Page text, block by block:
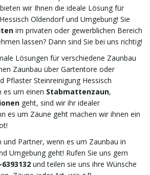
e
a
v
wir Ihnen die ideale Lösung für
Oldendorf und Umgebung! Sie
im privaten oder gewerblichen Bereich
lassen? Dann sind Sie bei uns richtig!
Lösungen für verschiedene Zaunbau
Zaunbau über Gartentore oder
Pflaster Steinreinigung Hessisch
es um einen Stabmattenzaun,
geht, sind wir ihr idealer
es um Zäune geht machen wir ihnen ein
und Partner, wenn es um Zaunbau in
Umgebung geht! Rufen Sie uns gern
und teilen sie uns ihre Wünsche